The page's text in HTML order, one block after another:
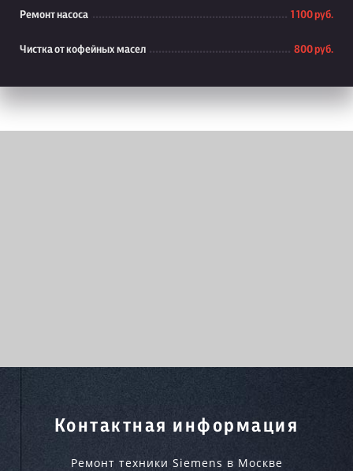
Ремонт насоса 1 100 руб.
Чистка от кофейных масел 800 руб.
Контактная информация
Ремонт техники Siemens в Москве